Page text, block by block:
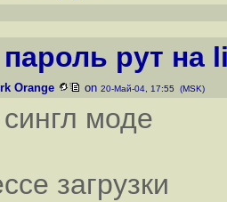
рут на
Orange on 20-Май-04, 17:55 (MSK)
моде
загрузки